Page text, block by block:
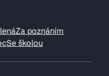
Za poznáním
Se školou